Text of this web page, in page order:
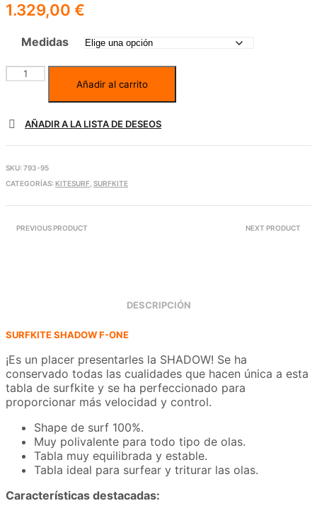
1.329,00 €
Medidas
Añadir al carrito
AÑADIR A LA LISTA DE DESEOS
SKU: 793-95
CATEGORÍAS: KITESURF SURFKITE
PREVIOUS PRODUCT NEXT PRODUCT
DESCRIPCIÓN
SURFKITE SHADOW F-ONE
¡Es un placer presentarles la SHADOW! Se ha
conservado todas las cualidades que hacen única a esta
tabla de surfkite y se ha perfeccionado para
proporcionar más velocidad y control.
Shape de surf 100%.
Muy polivalente para todo tipo de olas.
Tabla muy equilibrada y estable.
Tabla ideal para surfear y triturar las olas.
Características destacadas: